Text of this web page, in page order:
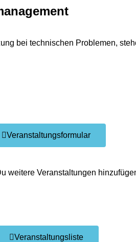
bei technischen Problemen,
Veranstaltungsformular
weitere Veranstaltungen
Veranstaltungsliste